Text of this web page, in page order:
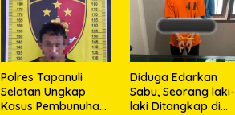
Seorang Pria
dengan Barang
Bukti 63,67 Gram
Sabu
Bukti
Polres Tapanuli
Selatan Ungkap
Kasus Pembunuhan
Diduga Edarkan
Sabu, Seorang laki-
laki Ditangkap di